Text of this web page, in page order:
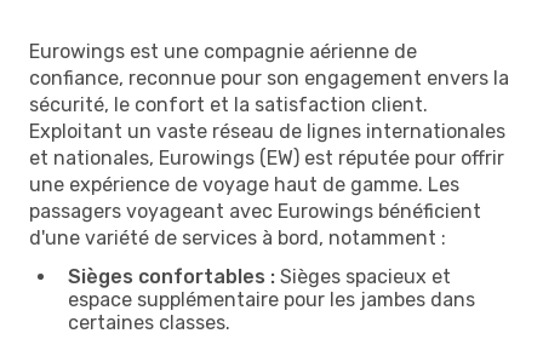
Eurowings est une compagnie aérienne de
confiance, reconnue pour son engagement envers la
sécurité, le confort et la satisfaction client.
Exploitant un vaste réseau de lignes internationales
et nationales, Eurowings (EW) est réputée pour offrir
une expérience de voyage haut de gamme. Les
passagers voyageant avec Eurowings bénéficient
d'une variété de services à bord, notamment :
Sièges confortables : Sièges spacieux et
espace supplémentaire pour les jambes dans
certaines classes.